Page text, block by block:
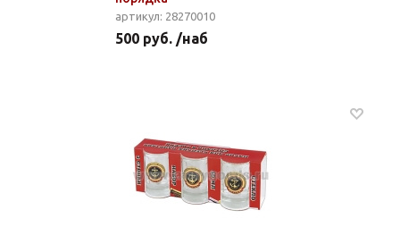
артикул: 28270010
500 руб. /наб